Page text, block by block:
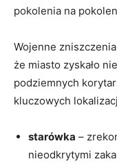
pokolenia na
Wojenne
że miasto zyskało
podziemnych
kluczowych
starówka –
nieodkrytymi